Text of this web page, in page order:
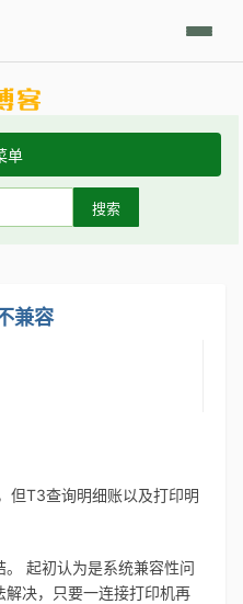
代码开发分享发现
单
命令
兼容
但T3查询明细账以及打印明
起初认为是系统兼容性问
决，只要一连接打印机再